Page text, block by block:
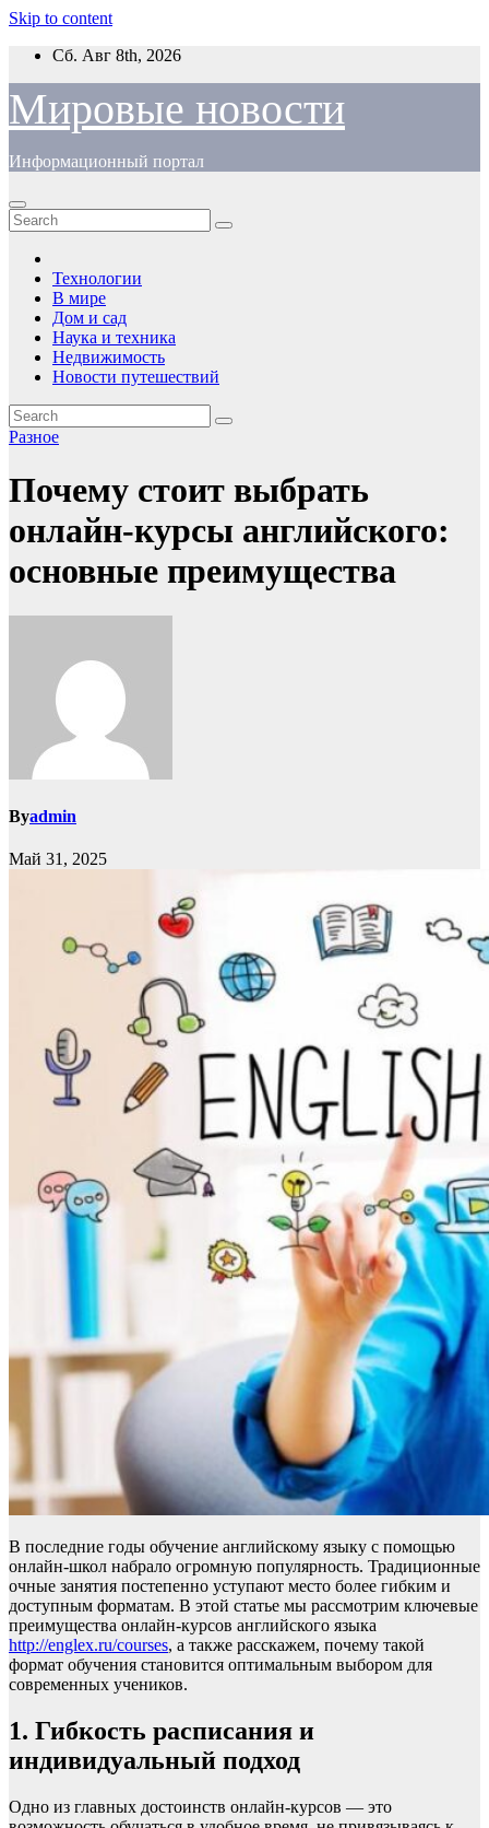
Skip to content
Сб. Авг 8th, 2026
Мировые новости
Информационный портал
Технологии
В мире
Дом и сад
Наука и техника
Недвижимость
Новости путешествий
Разное
Почему стоит выбрать
онлайн-курсы английского:
основные преимущества
Byadmin
Май 31, 2025
В последние годы обучение английскому языку с помощью
онлайн-школ набралo огромную популярность. Традиционные
очные занятия постепенно уступают место более гибким и
доступным форматам. В этой статье мы рассмотрим ключевые
преимущества онлайн-курсов английского языка
http://englex.ru/courses, а также расскажем, почему такой
формат обучения становится оптимальным выбором для
современных учеников.
1. Гибкость расписания и
индивидуальный подход
Одно из главных достоинств онлайн-курсов — это